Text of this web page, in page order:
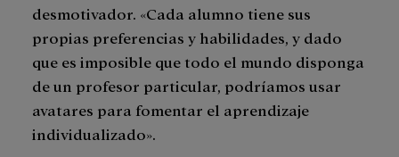
desmotivador. «Cada alumno tiene sus
propias preferencias y habilidades, y dado
que es imposible que todo el mundo disponga
de un profesor particular, podríamos usar
avatares para fomentar el aprendizaje
individualizado».